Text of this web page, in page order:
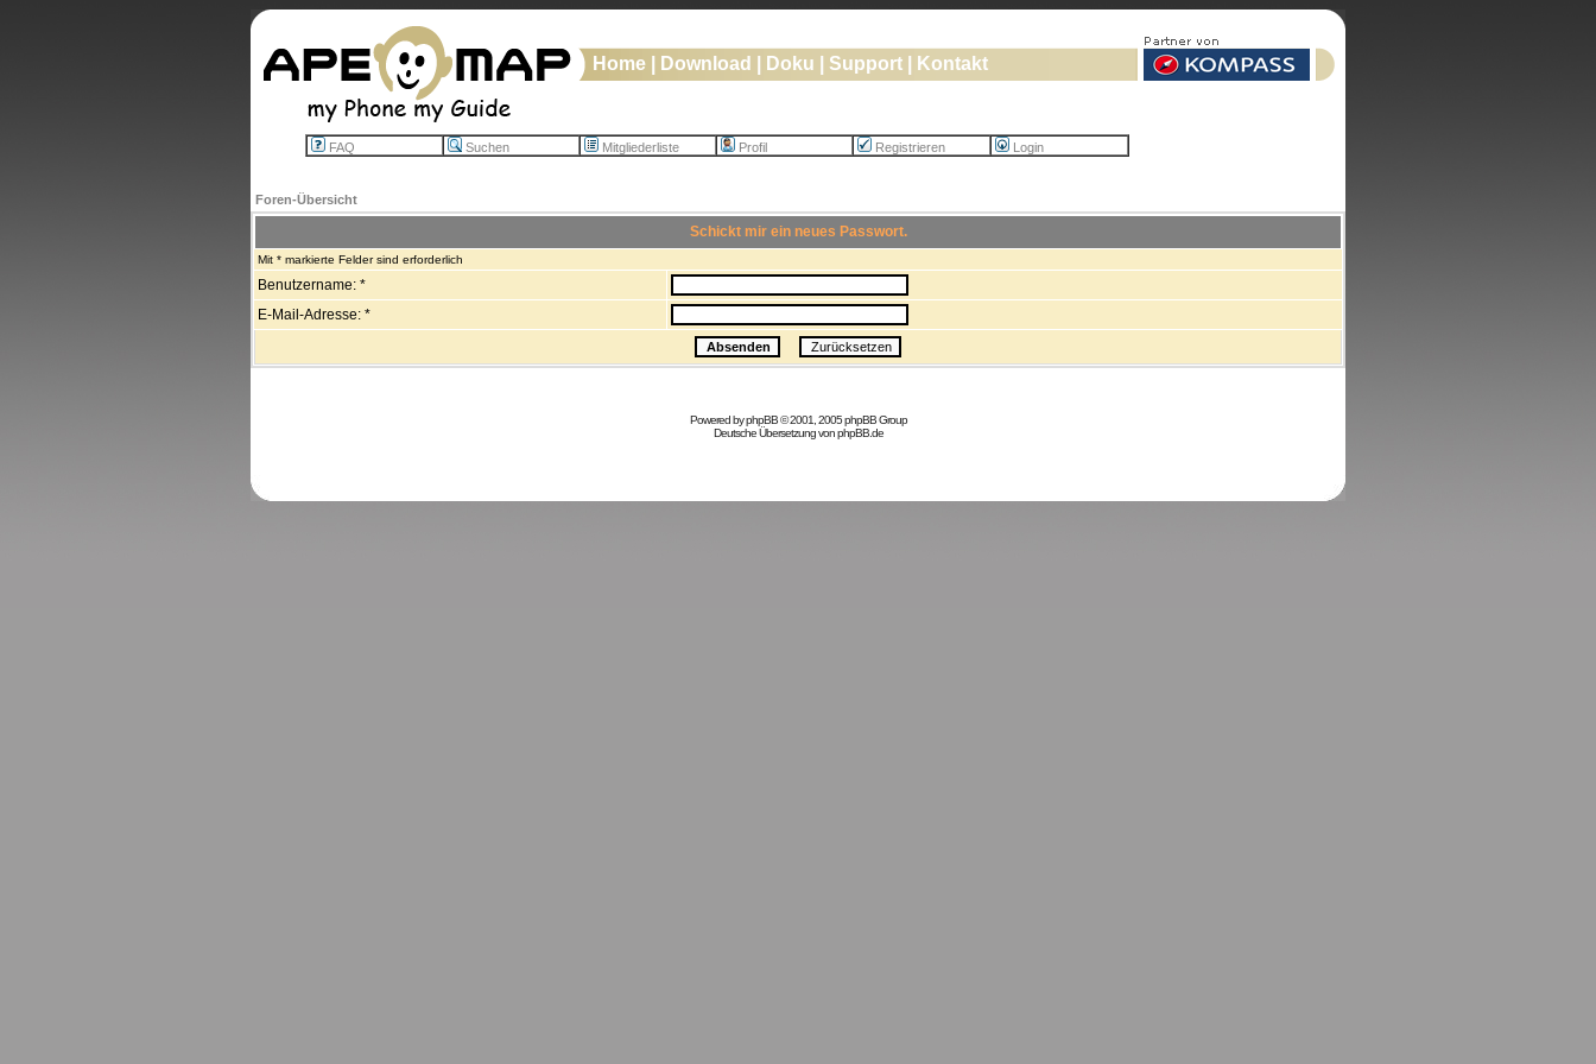
Home Download Doku Support Kontakt
FAQ Suchen Mitgliederliste Profil Registrieren Login
Foren-Übersicht
Schickt mir ein neues Passwort.
Mit * markierte Felder sind erforderlich
Benutzername: *
E-Mail-Adresse: *
Powered byphpBB© 2001, 2005 phpBB Group
Deutsche Übersetzung vonphpBB.de